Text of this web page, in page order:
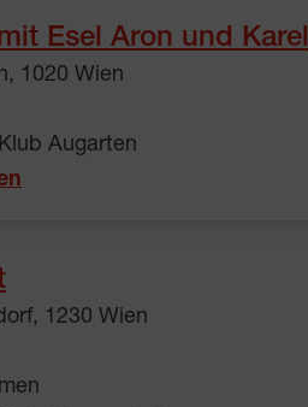
Esel Aron und Karel
1020 Wien
Augarten
1230 Wien